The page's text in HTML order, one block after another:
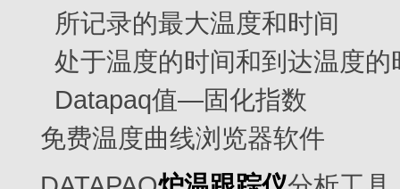
所记录的最大温度和时间
处于温度的时间和到达温度的
Datapaq值—固化指数
免费温度曲线浏览器软件